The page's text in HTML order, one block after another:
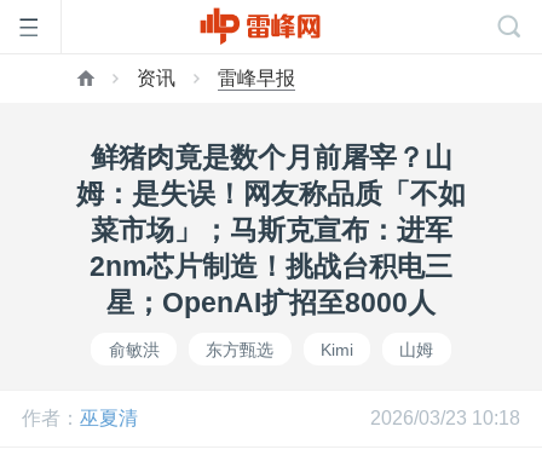
页
雷
资讯 雷峰早报
鲜猪肉竟是数个月前屠宰？山
姆：是失误！网友称品质「不如
菜市场」；马斯克宣布：进军
2nm芯片制造！挑战台积电三
星；OpenAI扩招至8000人
俞敏洪 东方甄选 Kimi 山姆
作者： 巫夏清 2026/03/23 10:18